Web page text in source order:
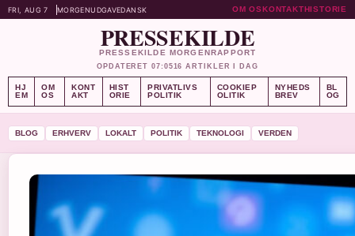
FRI, AUG 7 MORGENUDGAVEDANSK OM OSKONTAKTHISTORIE
PRESSEKILDE
PRESSEKILDE MORGENRAPPORT
OPDATERET 07:0516 ARTIKLER I DAG
HJ
EM
OM
OS
KONT
AKT
HIST
ORIE
PRIVATLIVS
POLITIK
COOKIEP
OLITIK
NYHEDS
BREV
BL
OG
BLOG ERHVERV LOKALT POLITIK TEKNOLOGI VERDEN